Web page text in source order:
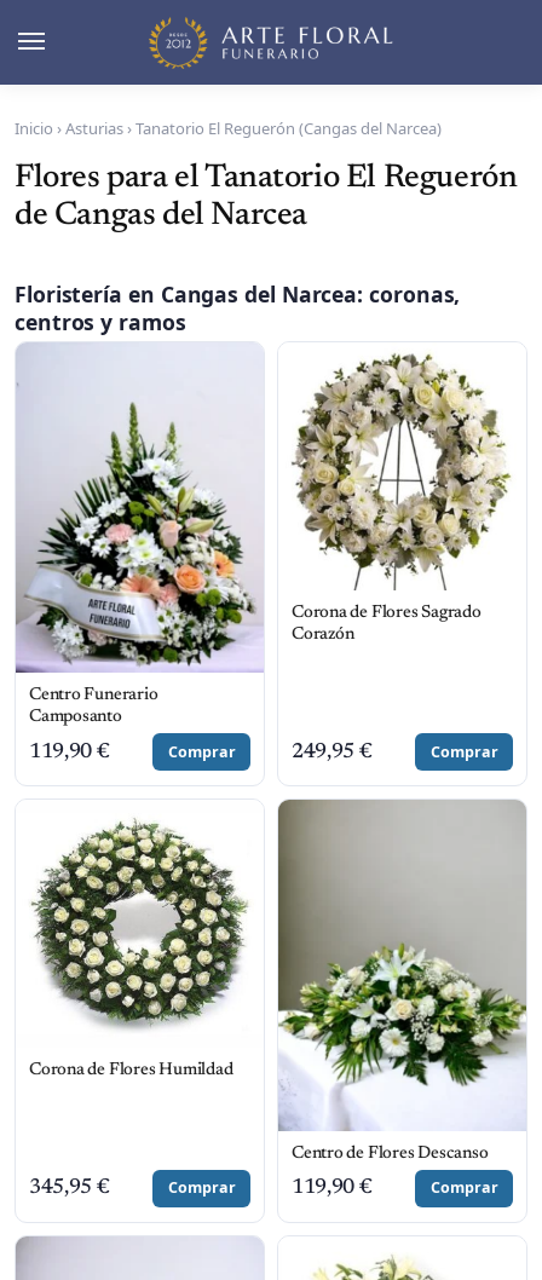
Inicio ›Asturias›Tanatorio El Reguerón (Cangas del Narcea)
Flores para el Tanatorio El Reguerón
de Cangas del Narcea
Floristería en Cangas del Narcea: coronas,
centros y ramos
Centro Funerario
Camposanto
119,90 € Comprar
Corona de Flores Sagrado
Corazón
249,95 € Comprar
Corona de Flores Humildad
345,95 € Comprar
Centro de Flores Descanso
119,90 € Comprar